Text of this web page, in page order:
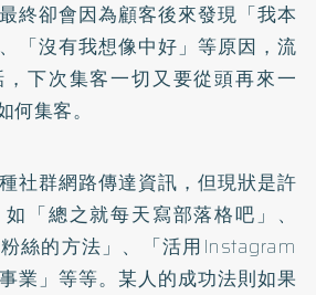
終卻會因為顧客後來發現「我本
「沒有我想像中好」等原因，流
下次集客一切又要從頭再來一
集客。
社群網路傳達資訊，但現狀是許
「總之就每天寫部落格吧」、
粉絲的方法」、「活用Instagram
業」等等。某人的成功法則如果